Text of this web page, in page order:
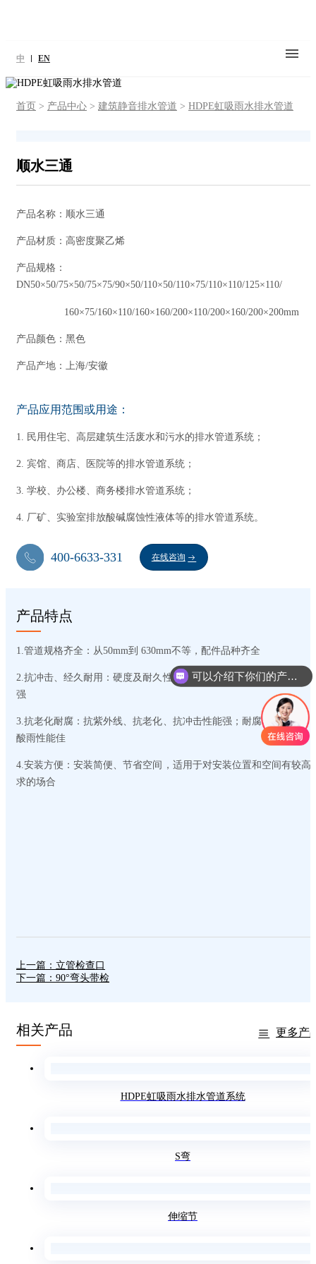
中 EN
首页 > 产品中心 > 建筑静音排水管道 > HDPE虹吸雨水排水管道
顺水三通
产品名称：顺水三通
产品材质：高密度聚乙烯
产品规格：
DN50×50/75×50/75×75/90×50/110×50/110×75/110×110/125×110/
160×75/160×110/160×160/200×110/200×160/200×200mm
产品颜色：黑色
产品产地：上海/安徽
产品应用范围或用途：
1. 民用住宅、高层建筑生活废水和污水的排水管道系统；
2. 宾馆、商店、医院等的排水管道系统；
3. 学校、办公楼、商务楼排水管道系统；
4. 厂矿、实验室排放酸碱腐蚀性液体等的排水管道系统。
400-6633-331 在线咨询
产品特点
1.管道规格齐全：从50mm到 630mm不等，配件品种齐全
2.抗冲击、经久耐用：硬度及耐久性方面都高于同类产品，抗压性能
强
3.抗老化耐腐：抗紫外线、抗老化、抗冲击性能强；耐腐蚀性超强，
酸雨性能佳
4.安装方便：安装简便、节省空间，适用于对安装位置和空间有较高
求的场合
上一篇：立管检查口
下一篇：90°弯头带检
相关产品 更多产
HDPE虹吸雨水排水管道系统
S弯
伸缩节
可以介绍下你们的产品么